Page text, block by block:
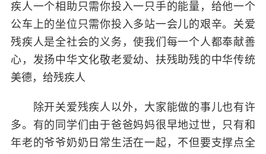
疾人一个相助只需你投入一只手的能量，给他一个
公车上的坐位只需你投入多站一会儿的艰辛。关爱
残疾人是全社会的义务，使我们每一个人都奉献善
心，发扬中华文化敬老爱幼、扶残助残的中华传统
美德，给残疾人
除开关爱残疾人以外，大家能做的事儿也有许
多。有的同学们由于爸爸妈妈很早地过世，只有和
年老的爷爷奶奶日常生活在一起，不但要支撑点全